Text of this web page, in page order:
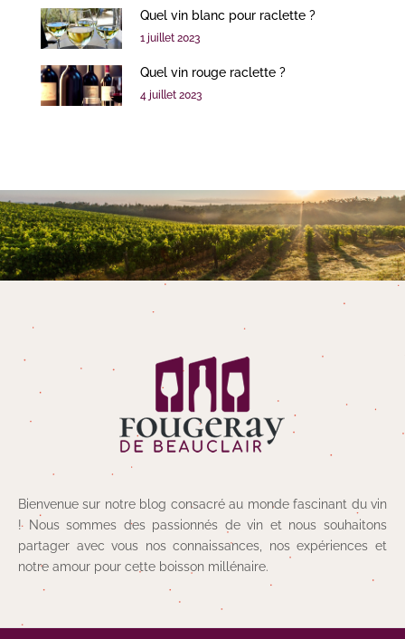
Quel vin blanc pour raclette ?
1 juillet 2023
Quel vin rouge raclette ?
4 juillet 2023
Bienvenue sur notre blog consacré au monde fascinant du vin
! Nous sommes des passionnés de vin et nous souhaitons
partager avec vous nos connaissances, nos expériences et
notre amour pour cette boisson millénaire.